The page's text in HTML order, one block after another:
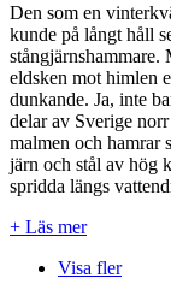
Den som en
kunde på långt håll
stångjärnshammare.
eldsken mot himlen
dunkande. Ja, inte
delar av Sverige
malmen och hamrar
järn och stål av hög
spridda längs
+ Läs mer
Visa fler